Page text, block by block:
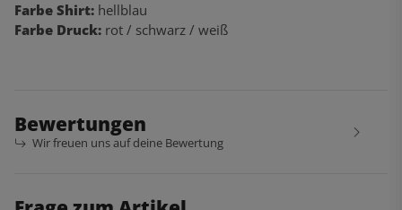
Farbe Shirt: hellblau
Farbe Druck: rot / schwarz / weiß
Bewertungen
Wir freuen uns auf deine Bewertung